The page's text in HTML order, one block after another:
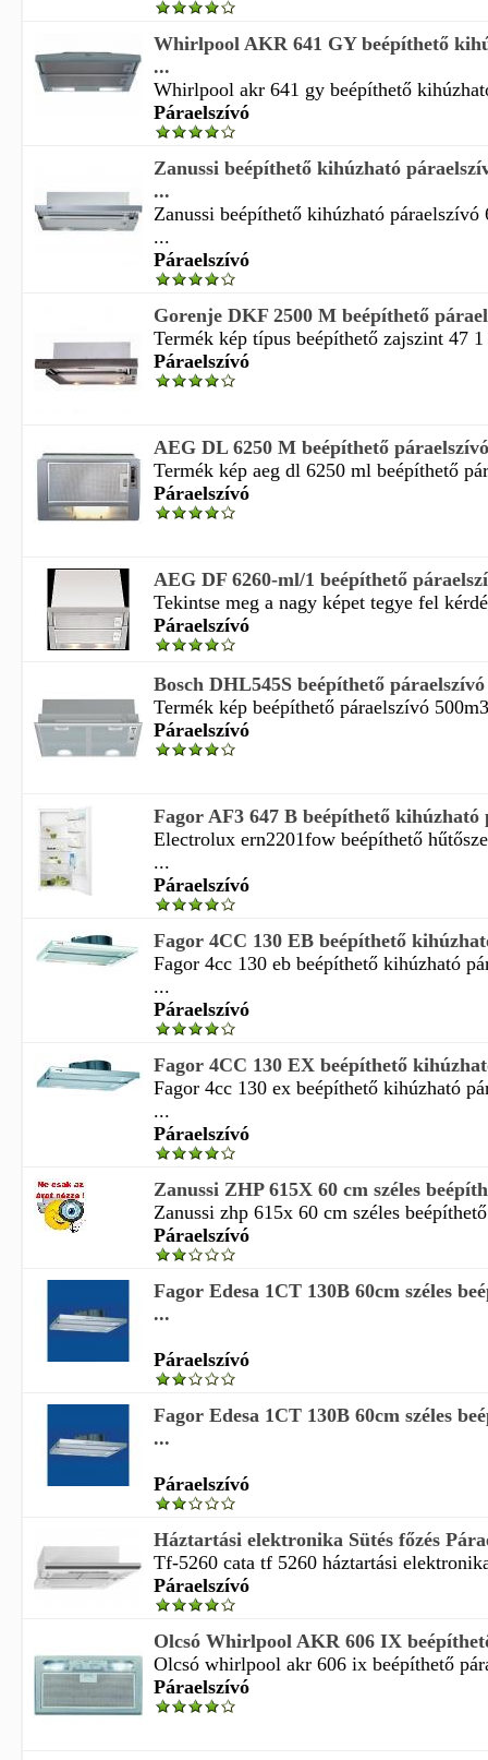
Whirlpool AKR 641 GY beépíthető
...
Whirlpool akr 641 gy beépíthető
Páraelszívó
Zanussi beépíthető kihúzható
...
Zanussi beépíthető kihúzható páraelszívó
...
Páraelszívó
Gorenje DKF 2500 M beépíthető
Termék kép típus beépíthető zajszint 47
Páraelszívó
AEG DL 6250 M beépíthető páraelszívó
Termék kép aeg dl 6250 ml beépíthető
Páraelszívó
AEG DF 6260-ml/1 beépíthető
Tekintse meg a nagy képet tegye fel
Páraelszívó
Bosch DHL545S beépíthető páraelszívó
Termék kép beépíthető páraelszívó
Páraelszívó
Fagor AF3 647 B beépíthető kihúzható
Electrolux ern2201fow beépíthető
...
Páraelszívó
Fagor 4CC 130 EB beépíthető
Fagor 4cc 130 eb beépíthető kihúzható
...
Páraelszívó
Fagor 4CC 130 EX beépíthető
Fagor 4cc 130 ex beépíthető kihúzható
...
Páraelszívó
Zanussi ZHP 615X 60 cm széles
Zanussi zhp 615x 60 cm széles
Páraelszívó
Fagor Edesa 1CT 130B 60cm széles
...
Páraelszívó
Fagor Edesa 1CT 130B 60cm széles
...
Páraelszívó
Háztartási elektronika Sütés főzés
Tf-5260 cata tf 5260 háztartási
Páraelszívó
Olcsó Whirlpool AKR 606 IX
Olcsó whirlpool akr 606 ix beépíthető
Páraelszívó